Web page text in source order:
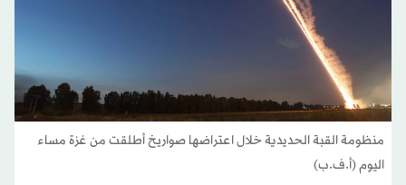
منظومة القبة الحديدية خلال اعتراضها صواريخ أطلقت من غزة مساء
اليوم (أ.ف.ب)